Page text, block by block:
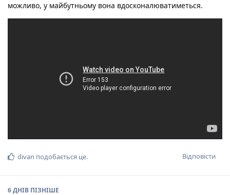
можливо, у майбутньому вона вдосконалюватиметься.
Відповісти
divan подобається це.
6 ДНІВ ПІЗНІШЕ